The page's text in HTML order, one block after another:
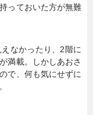
っておいた方が無難
なかったり、2階に
満載。しかしあおさ
で、何も気にせずに